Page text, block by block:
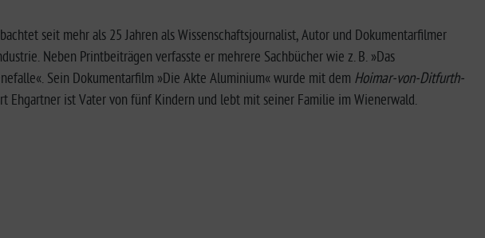
seit mehr als 25 Jahren als Wissenschaftsjournalist, Autor und Dokumentarfilmer
Neben Printbeiträgen verfasste er mehrere Sachbücher wie z. B. »Das
Sein Dokumentarfilm »Die Akte Aluminium« wurde mit dem Hoimar-von-Ditfurth-
Ehgartner ist Vater von fünf Kindern und lebt mit seiner Familie im Wienerwald.